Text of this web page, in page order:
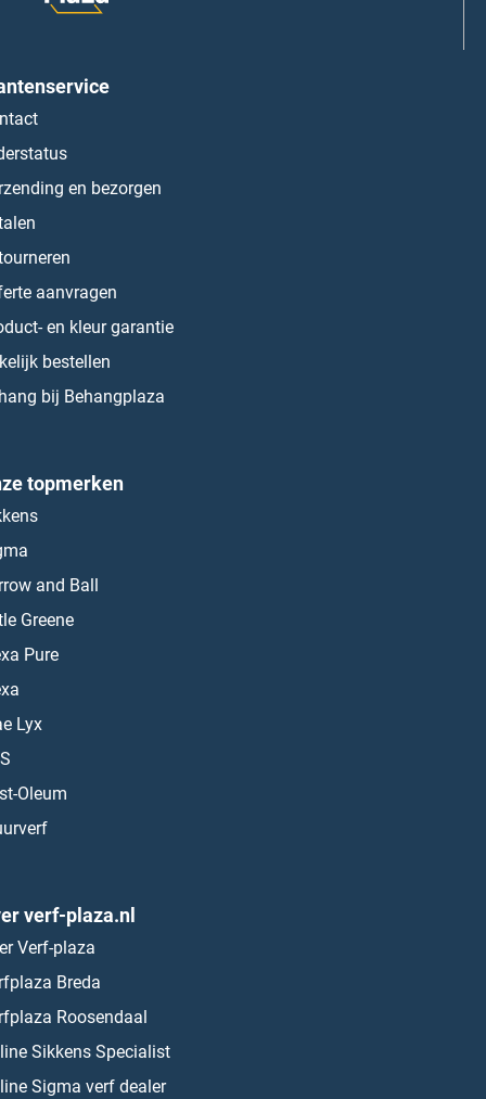
en bezorgen
aanvragen
en kleur garantie
bestellen
bij Behangplaza
topmerken
and Ball
Greene
Pure
Lyx
Oleum
verf-plaza.nl
Verf-plaza
Breda
Roosendaal
Sikkens Specialist
Sigma verf dealer